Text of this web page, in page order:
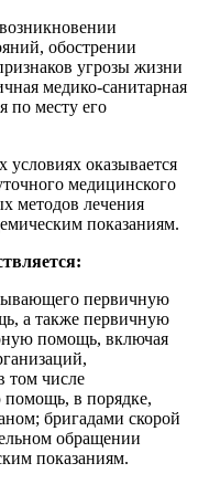
обострении
угрозы жизни
медико-санитарная
по месту его
оказывается
медицинского
методов лечения
показаниям.
первичную
а также первичную
помощь, включая
том числе
в порядке,
бригадами скорой
обращении
показаниям.